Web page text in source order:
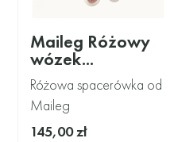
Maileg Różowy
wózek...
Różowa spacerówka od
Maileg
145,00 zł